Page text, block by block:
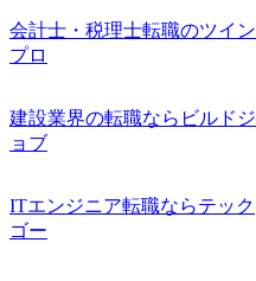
会計士・税理士転職のツイン
プロ
建設業界の転職ならビルドジ
ョブ
ITエンジニア転職ならテック
ゴー